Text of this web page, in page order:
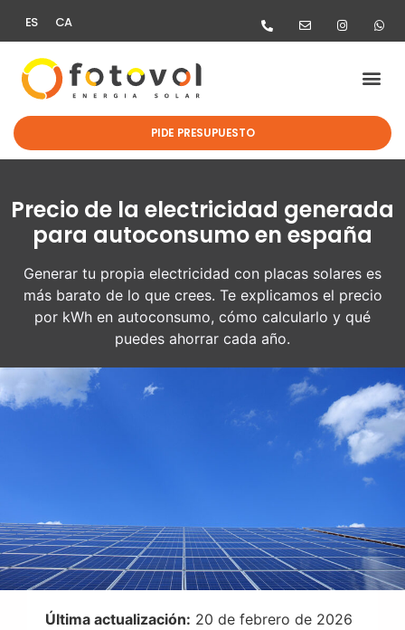
ES CA
PIDE PRESUPUESTO
Precio de la electricidad generada
para autoconsumo en españa
Generar tu propia electricidad con placas solares es
más barato de lo que crees. Te explicamos el precio
por kWh en autoconsumo, cómo calcularlo y qué
puedes ahorrar cada año.
Última actualización: 20 de febrero de 2026